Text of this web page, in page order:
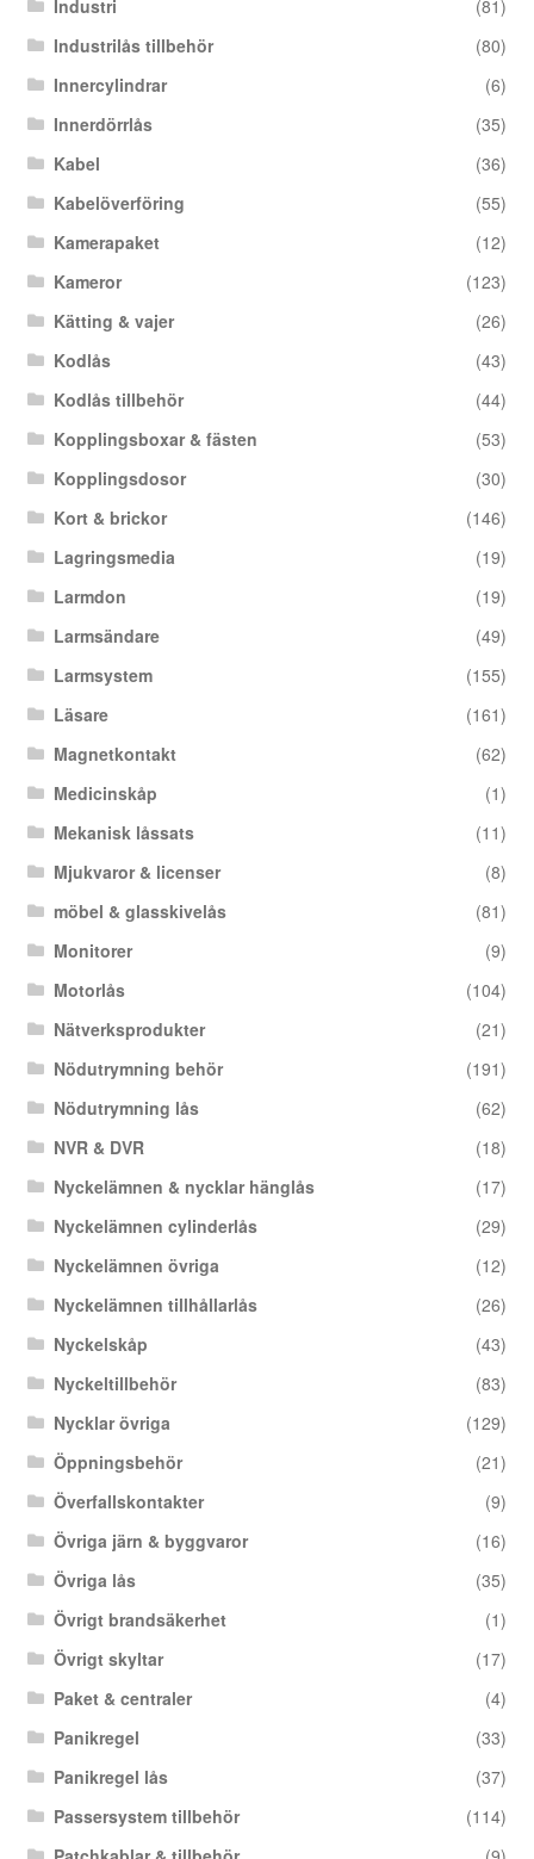
Industri
(81)
Industrilås tillbehör
(80)
Innercylindrar
(6)
Innerdörrlås
(35)
Kabel
(36)
Kabelöverföring
(55)
Kamerapaket
(12)
Kameror
(123)
Kätting & vajer
(26)
Kodlås
(43)
Kodlås tillbehör
(44)
Kopplingsboxar & fästen
(53)
Kopplingsdosor
(30)
Kort & brickor
(146)
Lagringsmedia
(19)
Larmdon
(19)
Larmsändare
(49)
Larmsystem
(155)
Läsare
(161)
Magnetkontakt
(62)
Medicinskåp
(1)
Mekanisk låssats
(11)
Mjukvaror & licenser
(8)
möbel & glasskivelås
(81)
Monitorer
(9)
Motorlås
(104)
Nätverksprodukter
(21)
Nödutrymning behör
(191)
Nödutrymning lås
(62)
NVR & DVR
(18)
Nyckelämnen & nycklar hänglås
(17)
Nyckelämnen cylinderlås
(29)
Nyckelämnen övriga
(12)
Nyckelämnen tillhållarlås
(26)
Nyckelskåp
(43)
Nyckeltillbehör
(83)
Nycklar övriga
(129)
Öppningsbehör
(21)
Överfallskontakter
(9)
Övriga järn & byggvaror
(16)
Övriga lås
(35)
Övrigt brandsäkerhet
(1)
Övrigt skyltar
(17)
Paket & centraler
(4)
Panikregel
(33)
Panikregel lås
(37)
Passersystem tillbehör
(114)